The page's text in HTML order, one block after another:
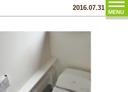
MENU
2016.07.31 (Sun)